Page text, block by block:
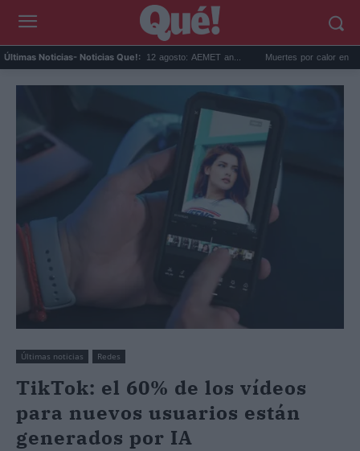
Últimas Noticias- Noticias Que!:
para el eclipse del 12 agosto: AEMET an... Muertes por calor en España
Últimas noticias Redes
TikTok: el 60% de los vídeos
para nuevos usuarios están
generados por IA